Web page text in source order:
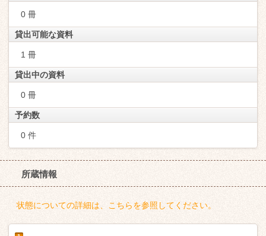
0 冊
貸出可能な資料
1 冊
貸出中の資料
0 冊
予約数
0 件
所蔵情報
状態についての詳細は、こちらを参照してください。